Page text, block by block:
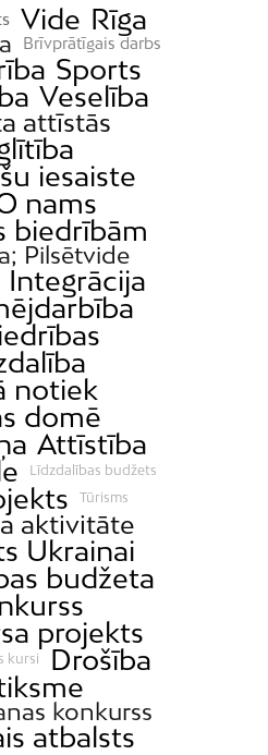
Vide Rīga
Brīvprātīgais darbs
Sports
Veselība
attīstās
iesaiste
nams
biedrībām
Pilsētvide
Integrācija
notiek
domē
Attīstība
Līdzdalības budžets
Tūrisms
aktivitāte
Ukrainai
budžeta
projekts
kursi
Drošība
konkurss
atbalsts